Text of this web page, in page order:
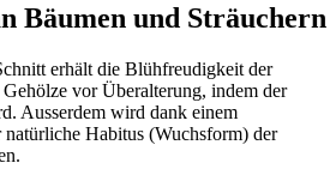
Bäumen und Sträuchern
erhält die Blühfreudigkeit der
vor Überalterung, indem der
Ausserdem wird dank einem
natürliche Habitus (Wuchsform) der